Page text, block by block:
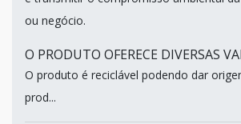
ou negócio.
O PRODUTO OFERECE DIVERSAS
O produto é reciclável podendo dar
prod...